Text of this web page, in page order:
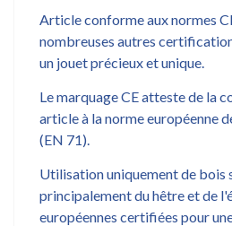
Article conforme aux normes
nombreuses autres
un jouet précieux et unique.
Le marquage CE atteste de la
article à la norme européenne
(EN 71).
Utilisation uniquement de bois
principalement du hêtre et de
européennes certifiées pour